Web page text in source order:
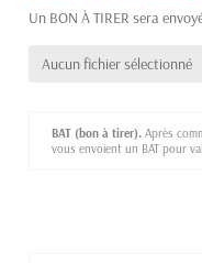
Un BON À TIRER sera
Aucun fichier sélectionné
BAT (bon à tirer). Après
vous envoient un BAT pour